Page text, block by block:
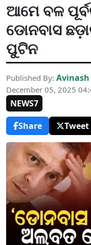
ଆମେ ବଳ
ଡୋନବାସ
ପୁଟିନ
Published By: Avinash
December 05, 2025
NEWS7
Share
Tweet